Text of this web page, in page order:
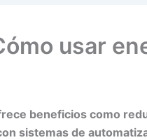
usar
beneficios como
sistemas de